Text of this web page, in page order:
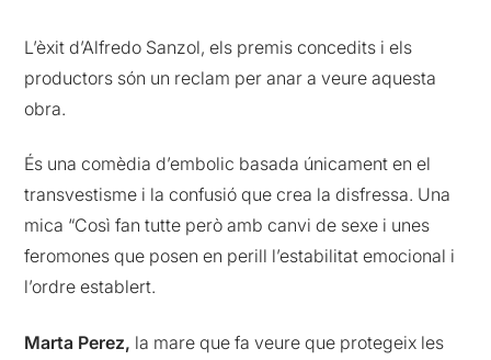
L’èxit d’Alfredo Sanzol, els premis concedits i els
productors són un reclam per anar a veure aquesta
obra.
És una comèdia d’embolic basada únicament en el
transvestisme i la confusió que crea la disfressa. Una
mica “Così fan tutte però amb canvi de sexe i unes
feromones que posen en perill l’estabilitat emocional i
l’ordre establert.
Marta Perez, la mare que fa veure que protegeix les